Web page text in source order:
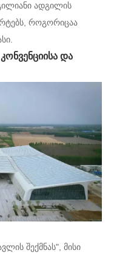
ადგილის
როგორიცაა
და
შექმნას", მისი